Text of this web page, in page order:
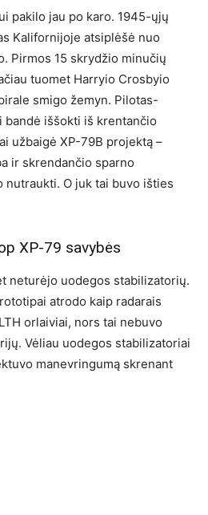
pakilo jau po karo. 1945-ųjų
Kalifornijoje atsiplėšė nuo
Pirmos 15 skrydžio minučių
tuomet Harryio Crosbyio
smigo žemyn. Pilotas-
bandė iššokti iš krentančio
užbaigė XP-79B projektą –
ir skrendančio sparno
nutraukti. O juk tai buvo išties
XP-79 savybės
neturėjo uodegos stabilizatorių.
atrodo kaip radarais
orlaiviai, nors tai nebuvo
Vėliau uodegos stabilizatoriai
manevringumą skrenant